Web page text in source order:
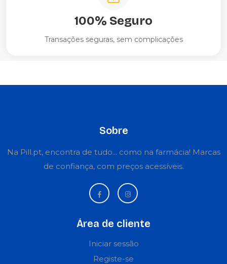
100% Seguro
Transações seguras, sem complicações
Sobre
Na Pill.pt, encontra de tudo... como na farmácia! Marcas
de confiança, com preços acessíveis.
Área de cliente
Iniciar sessão
Registe-se